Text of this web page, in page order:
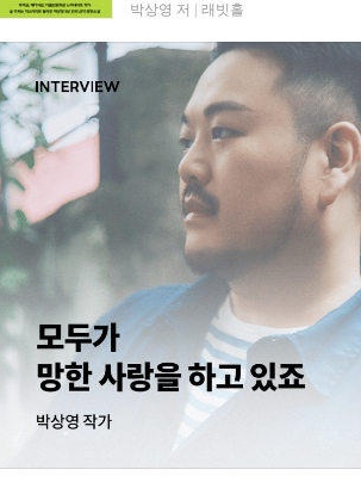
박상영 저 래빗홀